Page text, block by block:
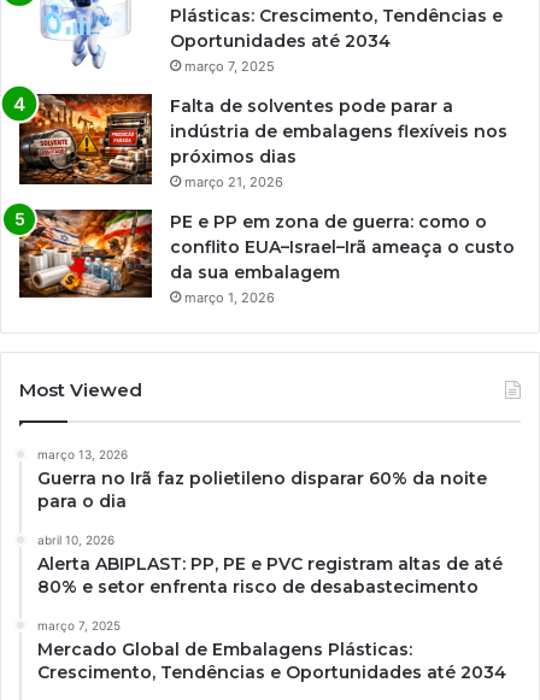
Plásticas: Crescimento, Tendências e
Oportunidades até 2034
março 7, 2025
Falta de solventes pode parar a
indústria de embalagens flexíveis nos
próximos dias
março 21, 2026
PE e PP em zona de guerra: como o
conflito EUA–Israel–Irã ameaça o custo
da sua embalagem
março 1, 2026
Most Viewed
março 13, 2026
Guerra no Irã faz polietileno disparar 60% da noite
para o dia
abril 10, 2026
Alerta ABIPLAST: PP, PE e PVC registram altas de até
80% e setor enfrenta risco de desabastecimento
março 7, 2025
Mercado Global de Embalagens Plásticas:
Crescimento, Tendências e Oportunidades até 2034